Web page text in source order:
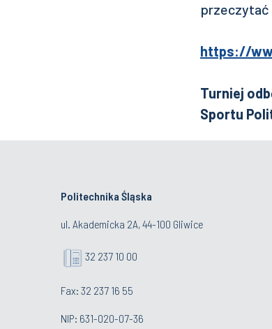
przeczytać
https://
Turniej
Sportu
Politechnika Śląska
ul. Akademicka 2A, 44-100 Gliwice
32 237 10 00
Fax: 32 237 16 55
NIP: 631-020-07-36